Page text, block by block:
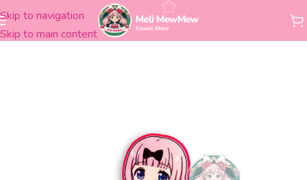
Skip to navigation
Skip to main content
Inicio Figuras Madera